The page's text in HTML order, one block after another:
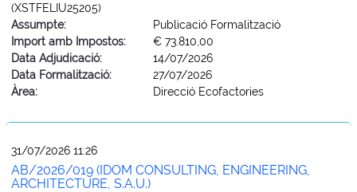
(XSTFELIU25205)
Assumpte:
Publicació Formalització
Import amb Impostos:
€ 73.810,00
Data Adjudicació:
14/07/2026
Data Formalització:
27/07/2026
Àrea:
Direcció Ecofactories
31/07/2026 11:26
AB/2026/019 (IDOM CONSULTING, ENGINEERING,
ARCHITECTURE, S.A.U.)